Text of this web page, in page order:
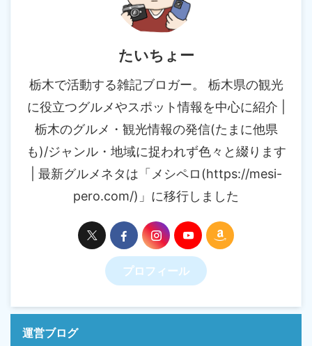
たいちょー
栃木で活動する雑記ブロガー。 栃木県の観光
に役立つグルメやスポット情報を中心に紹介 |
栃木のグルメ・観光情報の発信(たまに他県
も)/ジャンル・地域に捉われず色々と綴ります
| 最新グルメネタは「メシペロ(https://mesi-
pero.com/)」に移行しました
プロフィール
運営ブログ